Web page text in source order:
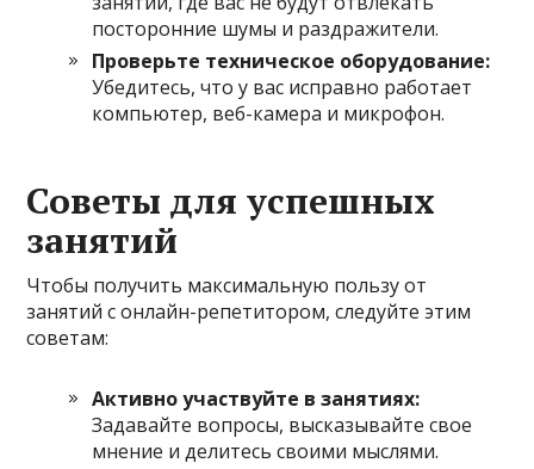
посторонние шумы и раздражители.
Проверьте техническое оборудование:
Убедитесь, что у вас исправно работает
компьютер, веб-камера и микрофон.
Советы для успешных
занятий
Чтобы получить максимальную пользу от
занятий с онлайн-репетитором, следуйте этим
советам:
Активно участвуйте в занятиях:
Задавайте вопросы, высказывайте свое
мнение и делитесь своими мыслями.